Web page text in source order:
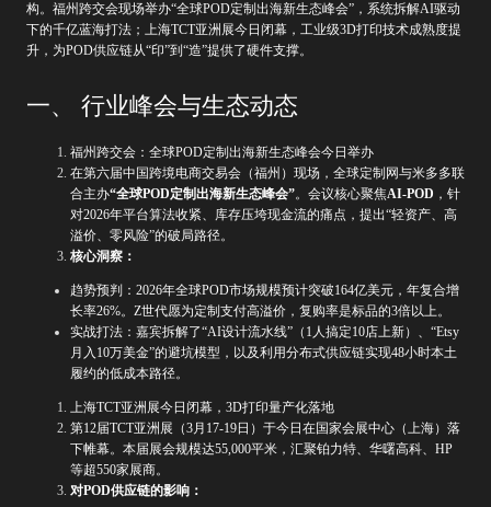
构。福州跨交会现场举办“全球POD定制出海新生态峰会”，系统拆解AI驱动
下的千亿蓝海打法；上海TCT亚洲展今日闭幕，工业级3D打印技术成熟度提
升，为POD供应链从“印”到“造”提供了硬件支撑。
一、 行业峰会与生态动态
福州跨交会：全球POD定制出海新生态峰会今日举办
在第六届中国跨境电商交易会（福州）现场，全球定制网与米多多联
合主办“全球POD定制出海新生态峰会”。会议核心聚焦AI-POD ，针
对2026年平台算法收紧、库存压垮现金流的痛点，提出“轻资产、高
溢价、零风险”的破局路径。
核心洞察：
趋势预判：2026年全球POD市场规模预计突破164亿美元，年复合增
长率26%。Z世代愿为定制支付高溢价，复购率是标品的3倍以上。
实战打法：嘉宾拆解了“AI设计流水线”（1人搞定10店上新）、“Etsy
月入10万美金”的避坑模型，以及利用分布式供应链实现48小时本土
履约的低成本路径。
上海TCT亚洲展今日闭幕，3D打印量产化落地
第12届TCT亚洲展（3月17-19日）于今日在国家会展中心（上海）落
下帷幕。本届展会规模达55,000平米，汇聚铂力特、华曙高科、HP
等超550家展商。
对POD供应链的影响：